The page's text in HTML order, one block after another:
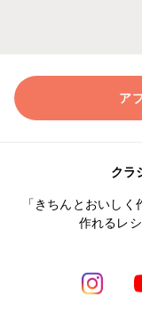
ア
クラ
「きちんとおいし
作れるレ